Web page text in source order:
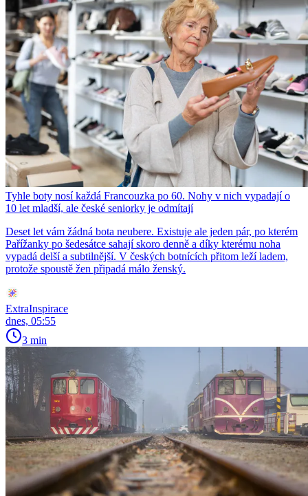
Tyhle boty nosí každá Francouzka po 60. Nohy v nich vypadají o
10 let mladší, ale české seniorky je odmítají
Deset let vám žádná bota neubere. Existuje ale jeden pár, po kterém
Pařížanky po šedesátce sahají skoro denně a díky kterému noha
vypadá delší a subtilnější. V českých botnících přitom leží ladem,
protože spoustě žen připadá málo ženský.
ExtraInspirace
dnes, 05:55
3 min